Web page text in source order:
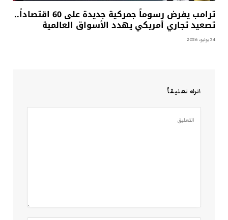
ترامب يفرض رسوماً جمركية جديدة على 60 اقتصاداً..
تصعيد تجاري أمريكي يهدد الأسواق العالمية
24 يوليو، 2026
اترك تعليقاً